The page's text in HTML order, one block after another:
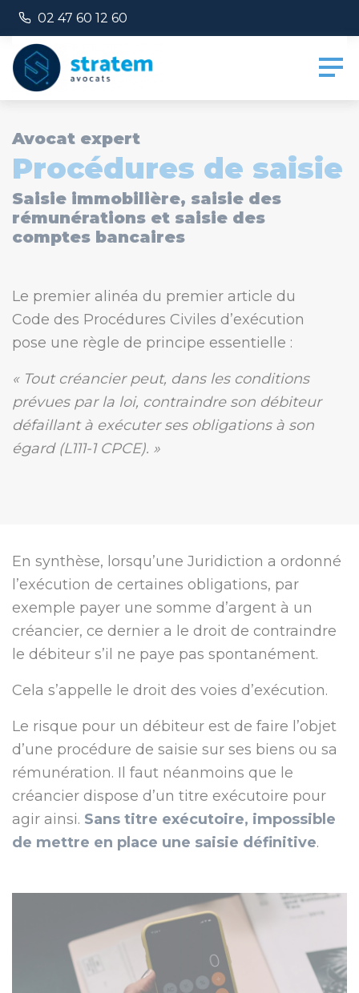
Numéro de téléphone :
02 47 60 12 60
Avocat expert
Procédures de saisie
Saisie immobilière, saisie des
rémunérations et saisie des
comptes bancaires
Le premier alinéa du premier article du
Code des Procédures Civiles d’exécution
pose une règle de principe essentielle :
« Tout créancier peut, dans les conditions
prévues par la loi, contraindre son débiteur
défaillant à exécuter ses obligations à son
égard (L111-1 CPCE). »
En synthèse, lorsqu’une Juridiction a ordonné
l’exécution de certaines obligations, par
exemple payer une somme d’argent à un
créancier, ce dernier a le droit de contraindre
le débiteur s’il ne paye pas spontanément.
Cela s’appelle le droit des voies d’exécution.
Le risque pour un débiteur est de faire l’objet
d’une procédure de saisie sur ses biens ou sa
rémunération. Il faut néanmoins que le
créancier dispose d’un titre exécutoire pour
agir ainsi. Sans titre exécutoire, impossible
de mettre en place une saisie définitive.
Panneau de gestion des cookies